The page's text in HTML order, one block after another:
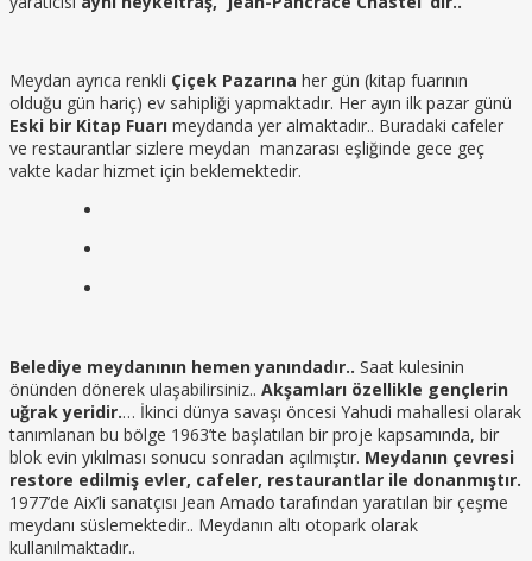
Meydan ayrıca renkli Çiçek Pazarına her gün (kitap fuarının
olduğu gün hariç) ev sahipliği yapmaktadır. Her ayın ilk pazar günü
Eski bir Kitap Fuarı meydanda yer almaktadır.. Buradaki cafeler
ve restaurantlar sizlere meydan manzarası eşliğinde gece geç
vakte kadar hizmet için beklemektedir.
Belediye meydanının hemen yanındadır.. Saat kulesinin
önünden dönerek ulaşabilirsiniz.. Akşamları özellikle gençlerin
uğrak yeridir.… İkinci dünya savaşı öncesi Yahudi mahallesi olarak
tanımlanan bu bölge 1963’te başlatılan bir proje kapsamında, bir
blok evin yıkılması sonucu sonradan açılmıştır. Meydanın çevresi
restore edilmiş evler, cafeler, restaurantlar ile donanmıştır.
1977’de Aix’li sanatçısı Jean Amado tarafından yaratılan bir çeşme
meydanı süslemektedir.. Meydanın altı otopark olarak
kullanılmaktadır..